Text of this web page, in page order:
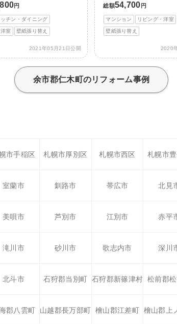
円
チン・ダイニング
室 壁紙張り替え
2021年05月21日公開
総額54,700 円
マンション リビング・洋室
壁紙張り替え
2020
余市郡仁木町のリフォーム事例
市手稲区 札幌市厚別区 札幌市西区 札幌市
室蘭市 釧路市 帯広市 北見
美唄市 芦別市 江別市 赤平
滝川市 砂川市 歌志内市 深川
北斗市 石狩郡当別町 石狩郡新篠津村 松前郡
郡八雲町 山越郡長万部町 檜山郡江差町 檜山郡上